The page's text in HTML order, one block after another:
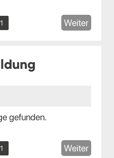
1 Weiter
gefunden.
1 Weiter